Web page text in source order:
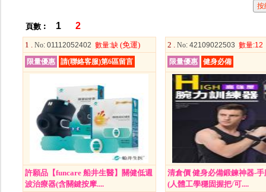
頁數︰ 1 2
1 . No: 01112052402 數量:缺(免運)
限量優惠 請(聯絡客服)第6區留言
許願品【funcare 船井生醫】關健低週
波治療器(含關鍵按摩....
2 . No: 42109022503 數量:12
限量優惠
健身必備
清倉價 健身必備鍛鍊神器-
(人體工學穩固握把/可....